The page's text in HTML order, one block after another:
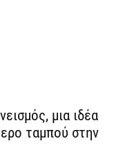
μια ιδέα
ταμπού στην